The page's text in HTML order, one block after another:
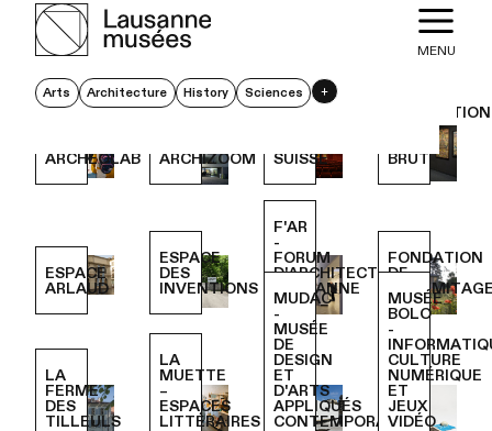
MENU
23 museums
Browse the various member institutions and
filter by themes or practical information.
Arts Architecture History Sciences
ARCHÉOLAB ARCHIZOOM
SUISSE
COLLECTION
BRUT
ESPACE
ARLAUD
ESPACE
DES
INVENTIONS
F'AR
-
FORUM
D'ARCHITECTURES
LAUSANNE
FONDATION
DE
LA
FERME
DES
TILLEULS
LA
MUETTE
–
ESPACES
LITTÉRAIRES
MUDAC
-
MUSÉE
DE
DESIGN
ET
D'ARTS
APPLIQUÉS
CONTEMPORAINS
MUSÉE
BOLO
-
CULTURE
NUMÉRIQUE
ET
JEUX
VIDÉO